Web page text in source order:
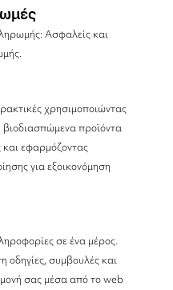
Ασφαλείς και
χρησιμοποιώντας
βιοδιασπώμενα προϊόντα
εφαρμόζοντας
για εξοικονόμηση
σε ένα μέρος.
οδηγίες, συμβουλές και
σας μέσα από το web